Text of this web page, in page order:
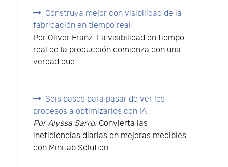
Construya mejor con visibilidad de la
fabricación en tiempo real
Por Oliver Franz. La visibilidad en tiempo
real de la producción comienza con una
verdad que...
Seis pasos para pasar de ver los
procesos a optimizarlos con IA
Por Alyssa Sarro. Convierta las
ineficiencias diarias en mejoras medibles
con Minitab Solution...